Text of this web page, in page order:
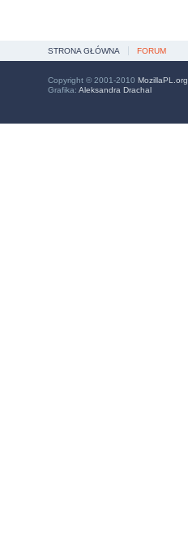
STRONA GŁÓWNA FORUM
Copyright © 2001-2010 MozillaPL.org
Grafika: Aleksandra Drachal